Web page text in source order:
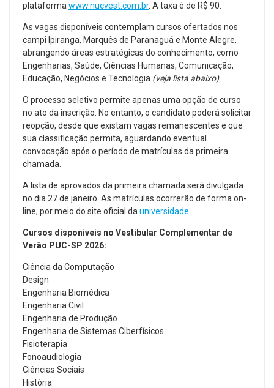
plataforma www.nucvest.com.br. A taxa é de R$ 90.
As vagas disponíveis contemplam cursos ofertados nos
campi Ipiranga, Marquês de Paranaguá e Monte Alegre,
abrangendo áreas estratégicas do conhecimento, como
Engenharias, Saúde, Ciências Humanas, Comunicação,
Educação, Negócios e Tecnologia (veja lista abaixo).
O processo seletivo permite apenas uma opção de curso
no ato da inscrição. No entanto, o candidato poderá solicitar
reopção, desde que existam vagas remanescentes e que
sua classificação permita, aguardando eventual
convocação após o período de matrículas da primeira
chamada.
A lista de aprovados da primeira chamada será divulgada
no dia 27 de janeiro. As matrículas ocorrerão de forma on-
line, por meio do site oficial da universidade
Cursos disponíveis no Vestibular Complementar de
Verão PUC-SP 2026:
Ciência da Computação
Design
Engenharia Biomédica
Engenharia Civil
Engenharia de Produção
Engenharia de Sistemas Ciberfísicos
Fisioterapia
Fonoaudiologia
Ciências Sociais
História